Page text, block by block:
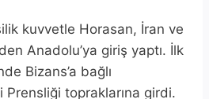
kuvvetle Horasan, İran ve
Anadolu’ya giriş yaptı. İlk
Bizans’a bağlı
Prensliği topraklarına girdi.